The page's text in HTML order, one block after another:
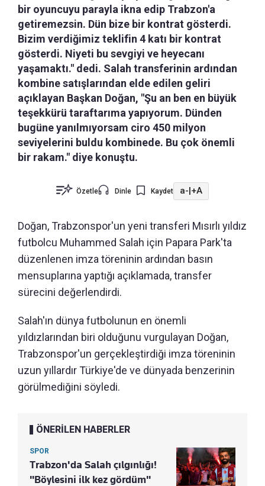
bir oyuncuyu parayla ikna edip Trabzon'a
getiremezsin. Dün bize bir kontrat gösterdi.
Bizim verdiğimiz teklifin 4 katı bir kontrat
gösterdi. Niyeti bu sevgiyi ve heyecanı
yaşamaktı." dedi. Salah transferinin ardından
kombine satışlarından elde edilen geliri
açıklayan Başkan Doğan, "Şu an ben en büyük
teşekkürü taraftarıma yapıyorum. Dünden
bugüne yanılmıyorsam ciro 450 milyon
seviyelerini buldu kombinede. Bu çok önemli
bir rakam." diye konuştu.
Özetle Dinle Kaydet a- +A
Doğan, Trabzonspor'un yeni transferi Mısırlı yıldız
futbolcu Muhammed Salah için Papara Park'ta
düzenlenen imza töreninin ardından basın
mensuplarına yaptığı açıklamada, transfer
sürecini değerlendirdi.
Salah'ın dünya futbolunun en önemli
yıldızlarından biri olduğunu vurgulayan Doğan,
Trabzonspor'un gerçekleştirdiği imza töreninin
uzun yıllardır Türkiye'de ve dünyada benzerinin
görülmediğini söyledi.
ÖNERİLEN HABERLER
SPOR
Trabzon'da Salah çılgınlığı!
"Böylesini ilk kez gördüm"